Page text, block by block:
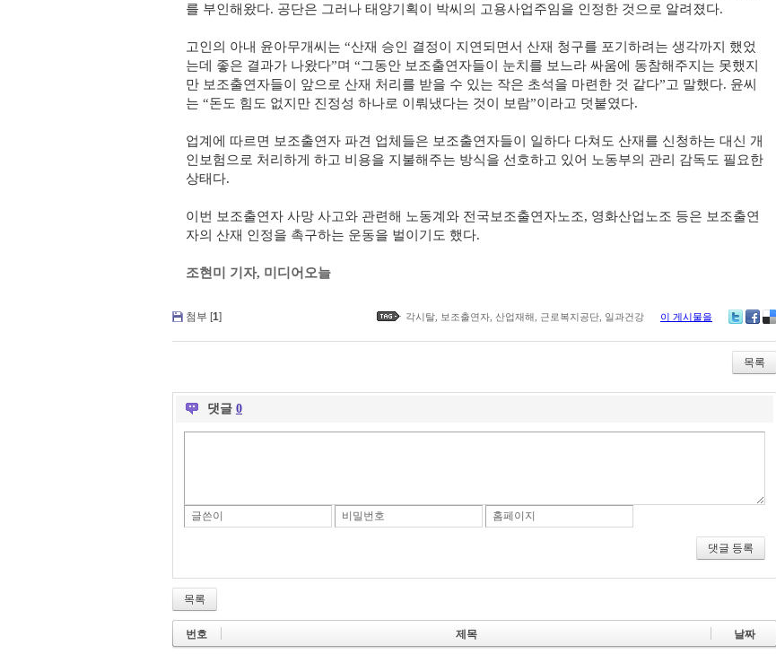
를 부인해왔다. 공단은 그러나 태양기획이 박씨의 고용사업주임을 인정한 것으로 알려졌다.
고인의 아내 윤아무개씨는 “산재 승인 결정이 지연되면서 산재 청구를 포기하려는 생각까지 했었
는데 좋은 결과가 나왔다”며 “그동안 보조출연자들이 눈치를 보느라 싸움에 동참해주지는 못했지
만 보조출연자들이 앞으로 산재 처리를 받을 수 있는 작은 초석을 마련한 것 같다”고 말했다. 윤씨
는 “돈도 힘도 없지만 진정성 하나로 이뤄냈다는 것이 보람”이라고 덧붙였다.
업계에 따르면 보조출연자 파견 업체들은 보조출연자들이 일하다 다쳐도 산재를 신청하는 대신 개
인보험으로 처리하게 하고 비용을 지불해주는 방식을 선호하고 있어 노동부의 관리 감독도 필요한
상태다.
이번 보조출연자 사망 사고와 관련해 노동계와 전국보조출연자노조, 영화산업노조 등은 보조출연
자의 산재 인정을 촉구하는 운동을 벌이기도 했다.
조현미 기자, 미디어오늘
첨부 [1] 각시탈 보조출연자 산업재해 근로복지공단 일과건강 이 게시물을
itte ceb
oo
k
lici
ou
s
목록
댓글 0
글쓴이 비밀번호 홈페이지
댓글 등록
목록
번호 제목 날짜